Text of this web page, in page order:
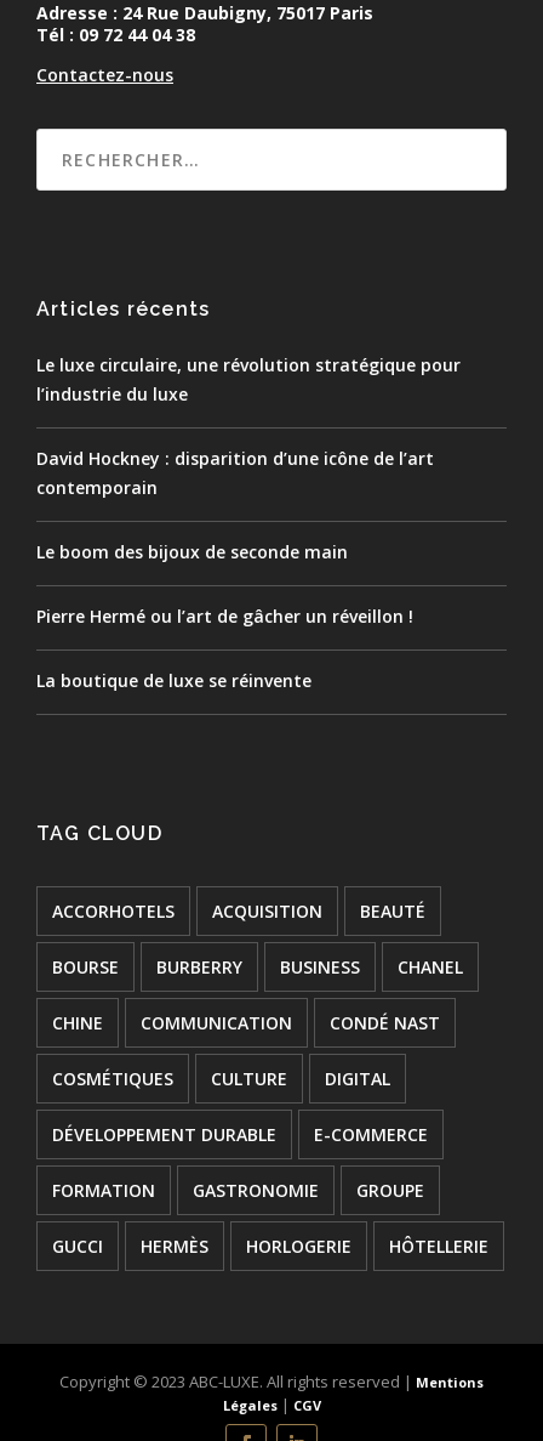
Adresse : 24 Rue Daubigny, 75017 Paris
Tél : 09 72 44 04 38
Contactez-nous
Articles récents
Le luxe circulaire, une révolution stratégique pour
l’industrie du luxe
David Hockney : disparition d’une icône de l’art
contemporain
Le boom des bijoux de seconde main
Pierre Hermé ou l’art de gâcher un réveillon !
La boutique de luxe se réinvente
TAG CLOUD
ACCORHOTELS ACQUISITION BEAUTÉ
BOURSE BURBERRY BUSINESS CHANEL
CHINE COMMUNICATION CONDÉ NAST
COSMÉTIQUES CULTURE DIGITAL
DÉVELOPPEMENT DURABLE E-COMMERCE
FORMATION GASTRONOMIE GROUPE
GUCCI HERMÈS HORLOGERIE HÔTELLERIE
LUXE LVMH
Copyright © 2023 ABC-LUXE. All rights reserved | Mentions
Légales| CGV